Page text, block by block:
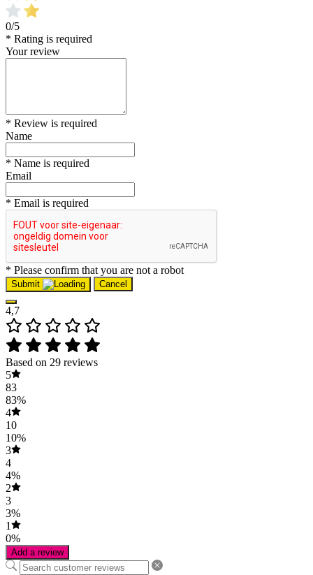
0/5
* Rating is required
Your review
* Review is required
Name
* Name is required
Email
* Email is required
* Please confirm that you are not a robot
Submit Cancel
4,7
Based on 29 reviews
5
83
83%
4
10
10%
3
4
4%
2
3
3%
1
0%
Add a review